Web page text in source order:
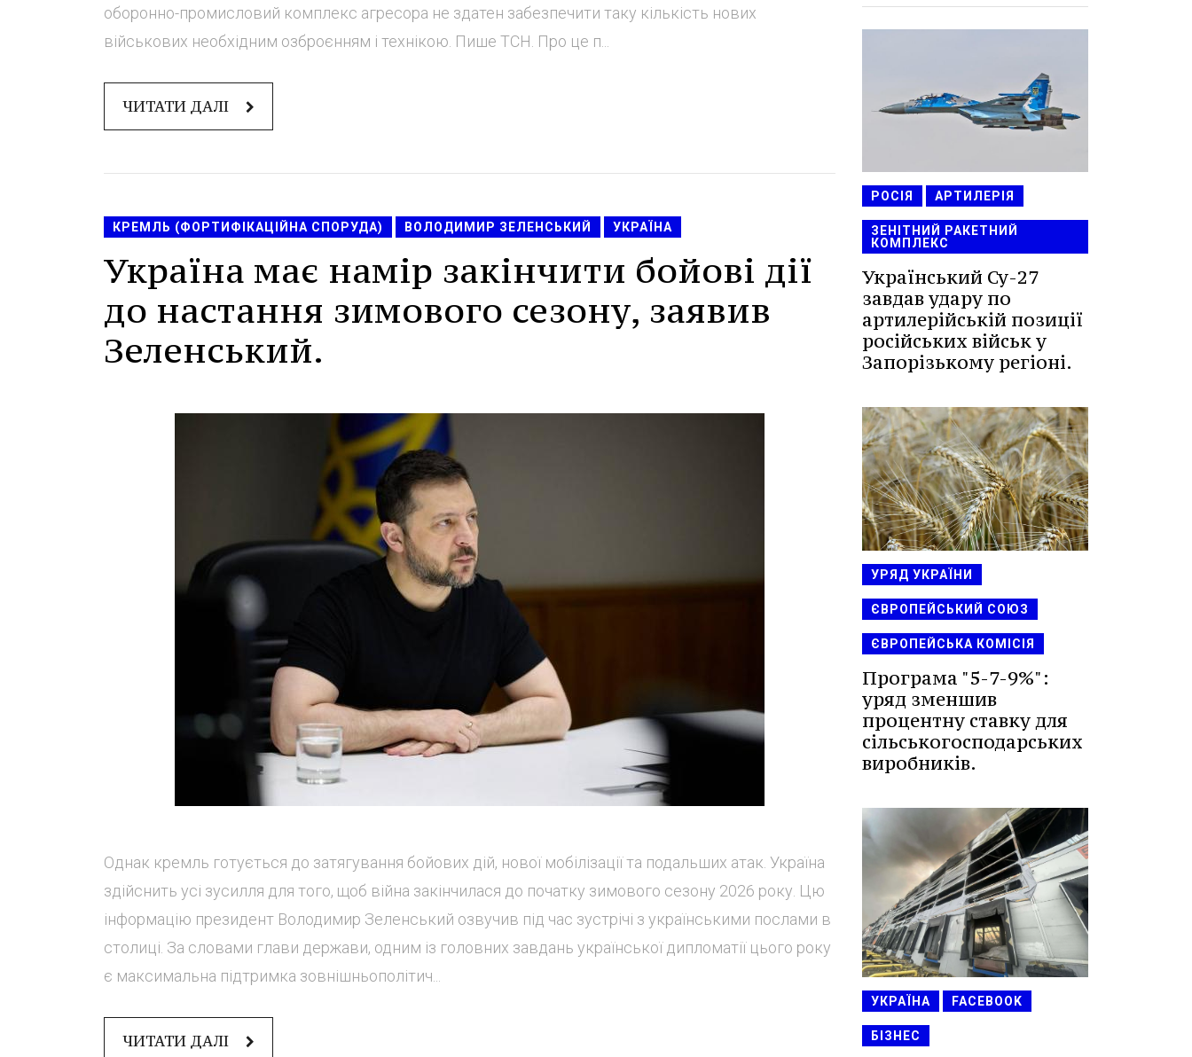
оборонно-промисловий комплекс агресора не здатен забезпечити таку кількість нових
військових необхідним озброєнням і технікою. Пише ТСН. Про це п...
ЧИТАТИ ДАЛІ
КРЕМЛЬ (ФОРТИФІКАЦІЙНА СПОРУДА) ВОЛОДИМИР ЗЕЛЕНСЬКИЙ УКРАЇНА
Україна має намір закінчити бойові дії
до настання зимового сезону, заявив
Зеленський.
Однак кремль готується до затягування бойових дій, нової мобілізації та подальших атак. Україна
здійснить усі зусилля для того, щоб війна закінчилася до початку зимового сезону 2026 року. Цю
інформацію президент Володимир Зеленський озвучив під час зустрічі з українськими послами в
столиці. За словами глави держави, одним із головних завдань української дипломатії цього року
є максимальна підтримка зовнішньополітич...
ЧИТАТИ ДАЛІ
РОСІЯ АРТИЛЕРІЯ
ЗЕНІТНИЙ РАКЕТНИЙ
КОМПЛЕКС
Український Су-27
завдав удару по
артилерійській позиції
російських військ у
Запорізькому регіоні.
УРЯД УКРАЇНИ
ЄВРОПЕЙСЬКИЙ СОЮЗ
ЄВРОПЕЙСЬКА КОМІСІЯ
Програма "5-7-9%":
уряд зменшив
процентну ставку для
сільськогосподарських
виробників.
УКРАЇНА FACEBOOK
БІЗНЕС